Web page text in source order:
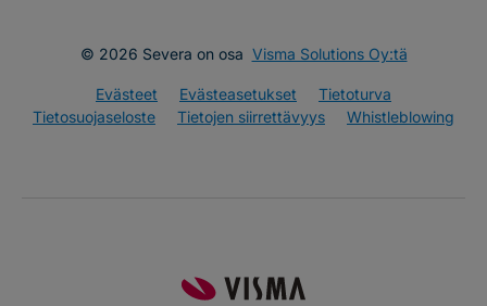
© 2026 Severa on osa Visma Solutions Oy:tä
Evästeet Evästeasetukset
Tietoturva
Tietosuojaseloste
Tietojen siirrettävyys Whistleblowing